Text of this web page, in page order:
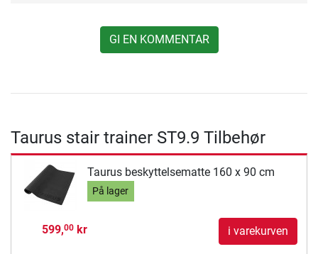
GI EN KOMMENTAR
Taurus stair trainer ST9.9 Tilbehør
Taurus beskyttelsematte 160 x 90 cm
På lager
599,00kr i varekurven